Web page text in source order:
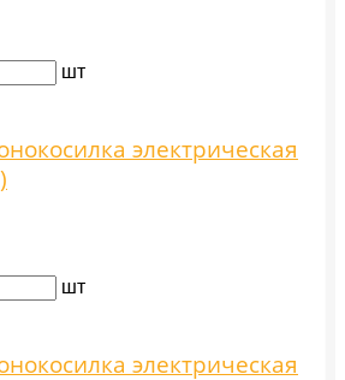
шт
электрическая
шт
электрическая